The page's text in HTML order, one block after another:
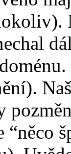
“něco